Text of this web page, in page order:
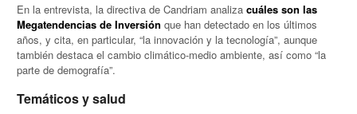
En la entrevista, la directiva de Candriam analizacuáles son las
Megatendencias de Inversión que han detectado en los últimos
años, y cita, en particular, “la innovación y la tecnología”, aunque
también destaca el cambio climático-medio ambiente, así como “la
parte de demografía”.
Temáticos y salud